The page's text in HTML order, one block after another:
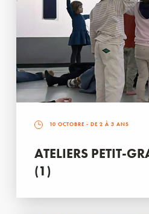
10 OCTOBRE - DE 2 À 3 ANS
ATELIERS PETIT-
(1)